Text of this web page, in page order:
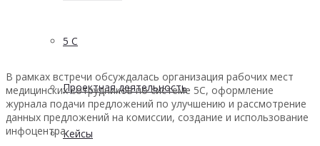
5 С
Проектная деятельность
Кейсы
В рамках встречи обсуждалась организация рабочих мест
медицинских сотрудников по системе 5С, оформление
журнала подачи предложений по улучшению и рассмотрение
данных предложений на комиссии, создание и использование
инфоцентра.